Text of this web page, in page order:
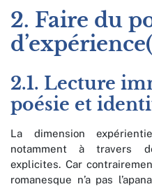
2. Faire du
2.1. Lecture
poésie et
La dimension
notamment à travers
explicites. Car
romanesque n’a pas